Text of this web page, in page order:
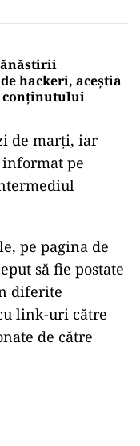
hackeri, aceștia
conținutului
de marți, iar
pe
pe pagina de
să fie postate
diferite
link-uri către
de către